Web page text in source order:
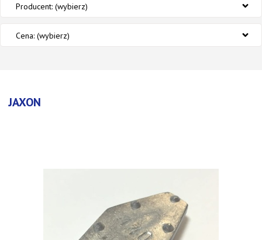
Producent: (wybierz)
Cena: (wybierz)
JAXON